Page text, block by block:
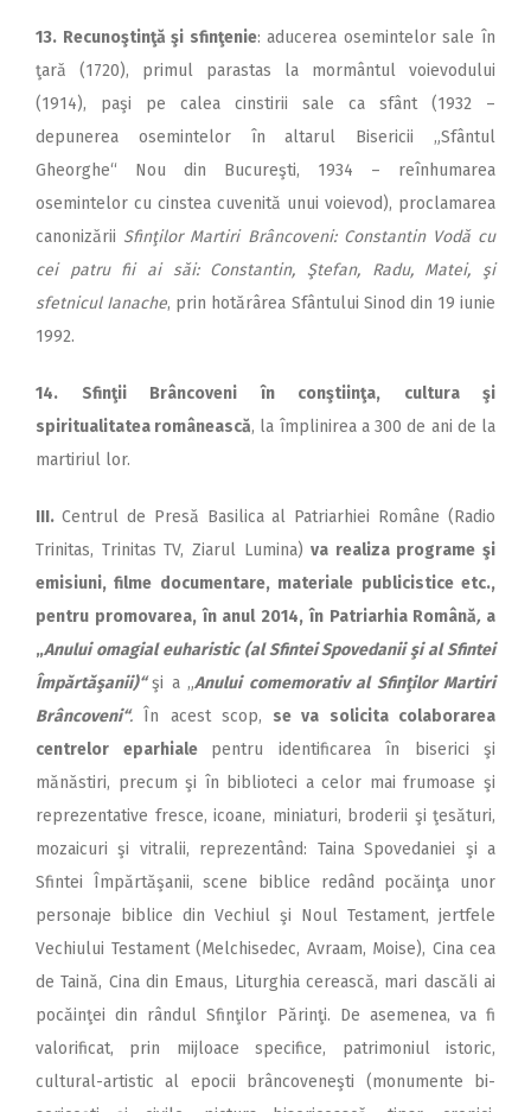
13. Recunoştinţă şi sfinţenie: a­ducerea osemintelor sale în
ţară (1720), primul parastas la mormântul voievodului
(1914), paşi pe calea cinstirii sale ca sfânt (1932 –
depunerea osemin­telor în altarul Bisericii „Sfântul
Gheorghe“ Nou din Bucureşti, 1934 – reînhumarea
osemintelor cu cinstea cuvenită unui vo­ie­vod), proclamarea
canonizării Sfinţilor Martiri Brâncoveni: Constantin Vodă cu
cei patru fii ai săi: Constantin, Ştefan, Radu, Matei, şi
sfetnicul Ianache, prin hotărârea Sfântului Sinod din 19 iunie
1992.
14. Sfinţii Brâncoveni în con­şti­inţa, cultura şi
spiritualitatea românească, la împlinirea a 300 de ani de la
martiriul lor.
III. Centrul de Presă Basilica al Patriarhiei Române (Radio
Tri­nitas, Trinitas TV, Ziarul Lu­mina)va realiza programe şi
emisiuni, filme documentare, materiale publicistice etc.,
pentru promovarea, în anul 2014, în Patriarhia Română, a
„Anului o­ma­gial euharistic (al Sfintei Spo­ve­danii şi al Sfintei
Îm­păr­tă­şa­nii)“şi a „Anului comemorativ al Sfinţilor Martiri
Brâncoveni“. În acest scop, se va solicita colaborarea
centrelor eparhiale pentru identificarea în biserici şi
mănăstiri, precum şi în bi­blio­teci a celor mai frumoase şi
re­pre­zentative fresce, icoane, mi­nia­turi, broderii şi ţesături,
mo­zaicuri şi vitralii, reprezentând: Taina Spovedaniei şi a
Sfintei Împărtăşanii, scene biblice re­dând pocăinţa unor
personaje biblice din Vechiul şi Noul Tes­tament, jertfele
Vechiului Tes­ta­ment (Melchisedec, Avraam, Moise), Cina cea
de Taină, Cina din Emaus, Liturghia cerească, mari dascăli ai
pocăinţei din rândul Sfinţilor Părinţi. De ase­menea, va fi
valorificat, prin mij­loace specifice, patrimoniul isto­ric,
cultural-artistic al epocii brân­coveneşti (monumente bi­